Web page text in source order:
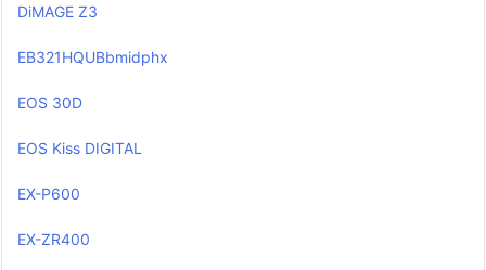
DiMAGE Z3
EB321HQUBbmidphx
EOS 30D
EOS Kiss DIGITAL
EX-P600
EX-ZR400